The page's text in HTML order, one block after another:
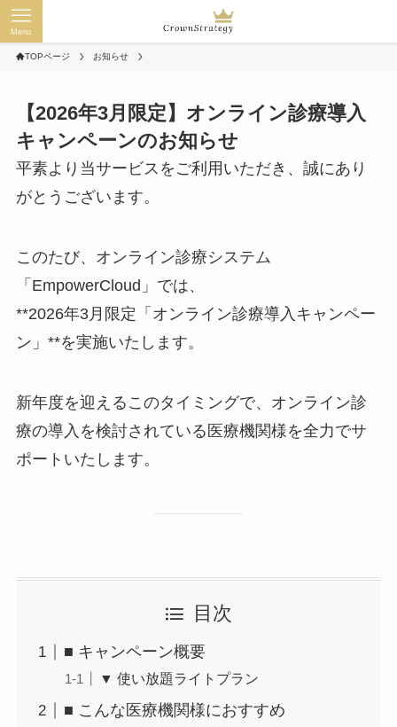
Menu
TOPページ お知らせ
【2026年3月限定】オンライン診療導入
キャンペーンのお知らせ
平素より当サービスをご利用いただき、誠にあり
がとうございます。
このたび、オンライン診療システム
「EmpowerCloud」では、
**2026年3月限定「オンライン診療導入キャンペー
ン」**を実施いたします。
新年度を迎えるこのタイミングで、オンライン診
療の導入を検討されている医療機関様を全力でサ
ポートいたします。
目次
■ キャンペーン概要
▼ 使い放題ライトプラン
■ こんな医療機関様におすすめ